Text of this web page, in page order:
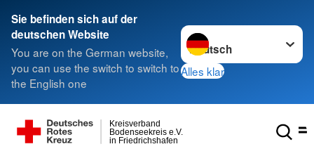
Sie befinden sich auf der
deutschen Website
You are on the German website,
you can use the switch to switch to
the English one
Sprache wechseln zu
Alles klar
in Friedrichshafen
Bodenseekreis e.V.
Kreisverband